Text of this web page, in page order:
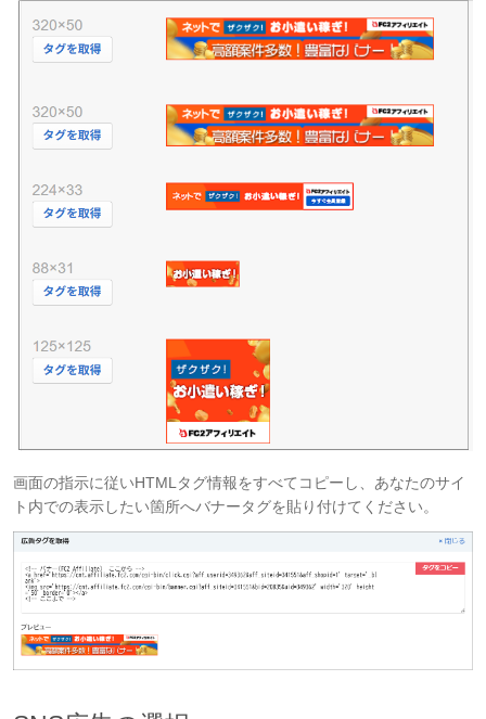
画面の指示に従いHTMLタグ情報をすべてコピーし、あなたのサイ
ト内での表示したい箇所へバナータグを貼り付けてください。